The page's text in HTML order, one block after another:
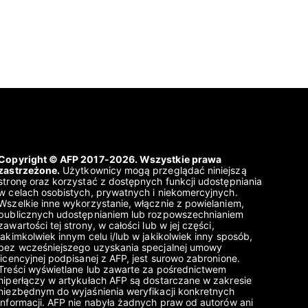
© AFP 2017-2026. Wszystkie prawa
Użytkownicy mogą przeglądać niniejszą
oraz korzystać z dostępnych funkcji udostępniania
celach osobistych, prywatnych i niekomercyjnych.
inne wykorzystanie, włącznie z powielaniem,
udostępnianiem lub rozpowszechnianiem
tej strony, w całości lub w jej części,
innym celu i/lub w jakikolwiek inny sposób,
wcześniejszego uzyskania specjalnej umowy
podpisanej z AFP, jest surowo zabronione.
wyświetlane lub zawarte za pośrednictwem
w artykułach AFP są dostarczane w zakresie
do wyjaśnienia weryfikacji konkretnych
AFP nie nabyła żadnych praw od autorów ani